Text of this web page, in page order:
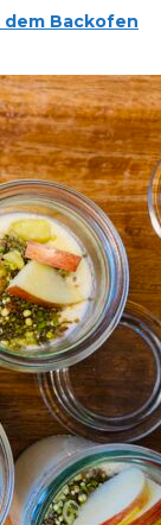
Backofen